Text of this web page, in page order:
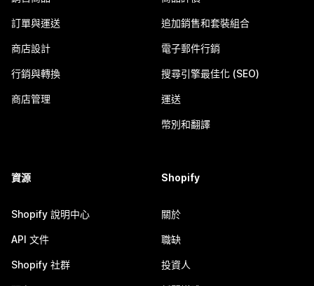
訂單與運送
商店設計
行銷與轉換
商店管理
追加銷售和套裝組合
電子郵件行銷
搜尋引擎最佳化 (SEO)
運送
幣別和翻譯
資源
Shopify 說明中心
API 文件
Shopify 社群
Shopify
關於
職缺
投資人